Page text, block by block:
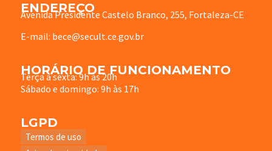
ENDEREÇO
Avenida Presidente Castelo Branco, 255, Fortaleza-CE
E-mail: bece@secult.ce.gov.br
HORÁRIO DE FUNCIONAMENTO
Terça à sexta: 9h às 20h
Sábado e domingo: 9h às 17h
LGPD
Termos de uso